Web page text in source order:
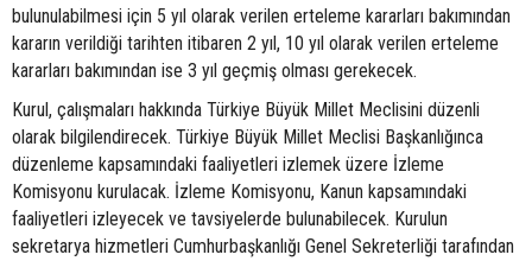
bulunulabilmesi için 5 yıl olarak verilen erteleme kararları bakımından
kararın verildiği tarihten itibaren 2 yıl, 10 yıl olarak verilen erteleme
kararları bakımından ise 3 yıl geçmiş olması gerekecek.
Kurul, çalışmaları hakkında Türkiye Büyük Millet Meclisini düzenli
olarak bilgilendirecek. Türkiye Büyük Millet Meclisi Başkanlığınca
düzenleme kapsamındaki faaliyetleri izlemek üzere İzleme
Komisyonu kurulacak. İzleme Komisyonu, Kanun kapsamındaki
faaliyetleri izleyecek ve tavsiyelerde bulunabilecek. Kurulun
sekretarya hizmetleri Cumhurbaşkanlığı Genel Sekreterliği tarafından